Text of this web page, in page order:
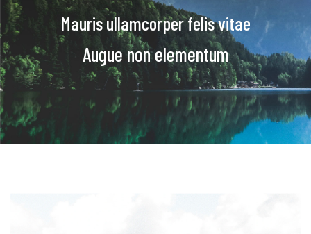
Mauris ullamcorper felis vitae
Augue non elementum